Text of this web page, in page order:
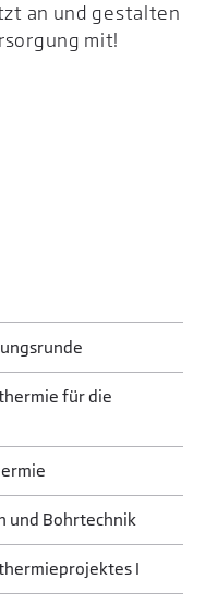
an und gestalten
mit!
für die
und Bohrtechnik
I